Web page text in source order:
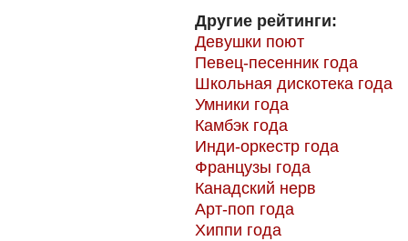
Другие рейтинги:
Девушки поют
Певец-песенник года
Школьная дискотека года
Умники года
Камбэк года
Инди-оркестр года
Французы года
Канадский нерв
Арт-поп года
Хиппи года